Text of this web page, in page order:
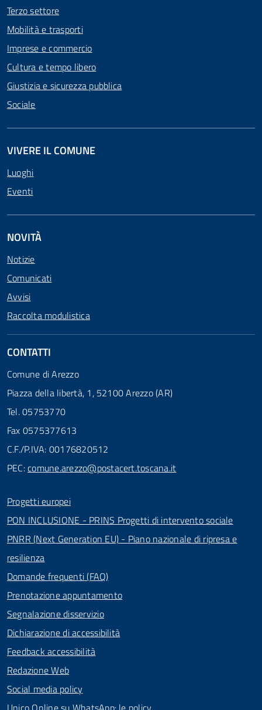
Terzo settore
Mobilità e trasporti
Imprese e commercio
Cultura e tempo libero
Giustizia e sicurezza pubblica
Sociale
VIVERE IL COMUNE
Luoghi
Eventi
NOVITÀ
Notizie
Comunicati
Avvisi
Raccolta modulistica
CONTATTI
Comune di Arezzo
Piazza della libertà, 1, 52100 Arezzo (AR)
Tel. 05753770
Fax 0575377613
C.F./P.IVA: 00176820512
PEC:comune.arezzo@postacert.toscana.it
Progetti europei
PON INCLUSIONE - PRINS Progetti di intervento sociale
PNRR (Next Generation EU) - Piano nazionale di ripresa e
resilienza
Domande frequenti (FAQ)
Prenotazione appuntamento
Segnalazione disservizio
Dichiarazione di accessibilità
Feedback accessibilità
Redazione Web
Social media policy